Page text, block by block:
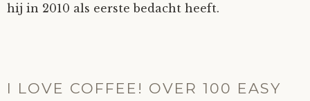
hij in 2010 als eerste bedacht heeft.
I LOVE COFFEE! OVER 100 EASY